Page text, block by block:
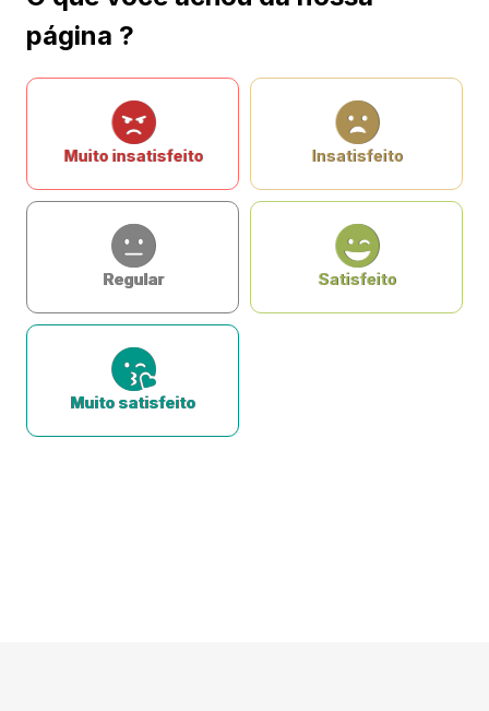
página ?
Muito insatisfeito Insatisfeito
Regular Satisfeito
Muito satisfeito